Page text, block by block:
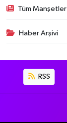
Tüm Manşetler
Haber Arşivi
RSS